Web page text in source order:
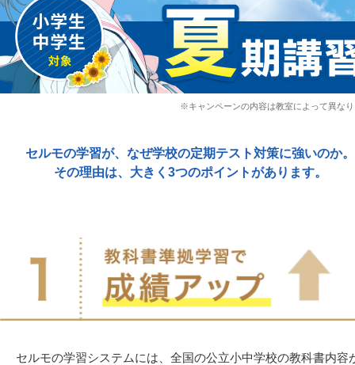
※キャンペーンの内容は教室によって異な
セルモの学習が、なぜ学校の定期テスト対策に強いのか。
その理由は、大きく3つのポイントがあります。
セルモの学習システムには、全国の公立小中学校の教科書内容